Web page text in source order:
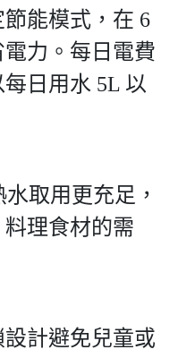
能模式，在 6
力。每日電費
日用水 5L 以
取用更充足，
理食材的需
計避免兒童或